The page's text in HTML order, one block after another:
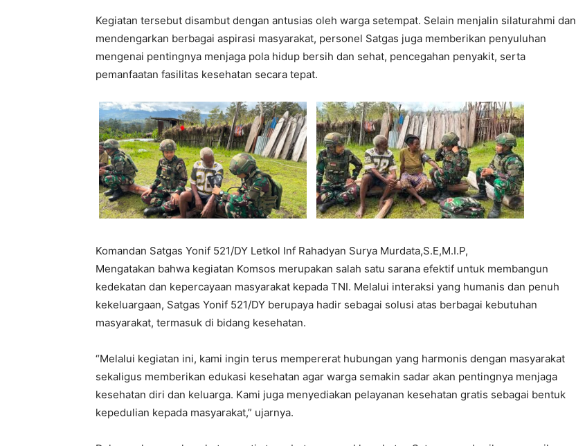
Kegiatan tersebut disambut dengan antusias oleh warga setempat. Selain menjalin silaturahmi dan
mendengarkan berbagai aspirasi masyarakat, personel Satgas juga memberikan penyuluhan
mengenai pentingnya menjaga pola hidup bersih dan sehat, pencegahan penyakit, serta
pemanfaatan fasilitas kesehatan secara tepat.
Komandan Satgas Yonif 521/DY Letkol Inf Rahadyan Surya Murdata,S.E,M.I.P,
Mengatakan bahwa kegiatan Komsos merupakan salah satu sarana efektif untuk membangun
kedekatan dan kepercayaan masyarakat kepada TNI. Melalui interaksi yang humanis dan penuh
kekeluargaan, Satgas Yonif 521/DY berupaya hadir sebagai solusi atas berbagai kebutuhan
masyarakat, termasuk di bidang kesehatan.
“Melalui kegiatan ini, kami ingin terus mempererat hubungan yang harmonis dengan masyarakat
sekaligus memberikan edukasi kesehatan agar warga semakin sadar akan pentingnya menjaga
kesehatan diri dan keluarga. Kami juga menyediakan pelayanan kesehatan gratis sebagai bentuk
kepedulian kepada masyarakat,” ujarnya.